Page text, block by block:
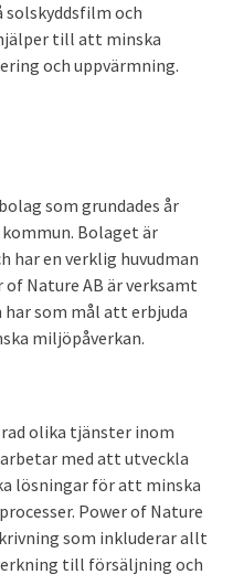
solskyddsfilm och
till att minska
och uppvärmning.
som grundades år
Bolaget är
har en verklig huvudman
of Nature AB är verksamt
som mål att erbjuda
miljöpåverkan.
olika tjänster inom
med att utveckla
lösningar för att minska
Power of Nature
som inkluderar allt
till försäljning och